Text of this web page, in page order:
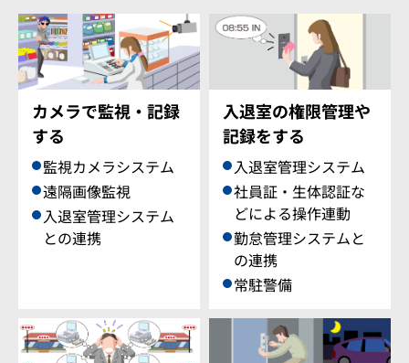
カメラで監視・記録
する
監視カメラシステム
遠隔画像監視
入退室管理システム
との連携
入退室の権限管理や
記録をする
入退室管理システム
社員証・生体認証な
どによる操作連動
勤怠管理システムと
の連携
常駐警備